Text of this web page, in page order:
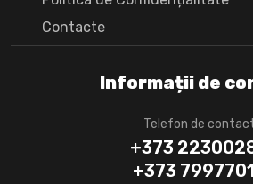
Informații de
Telefon de
+373
+373
Сontacte